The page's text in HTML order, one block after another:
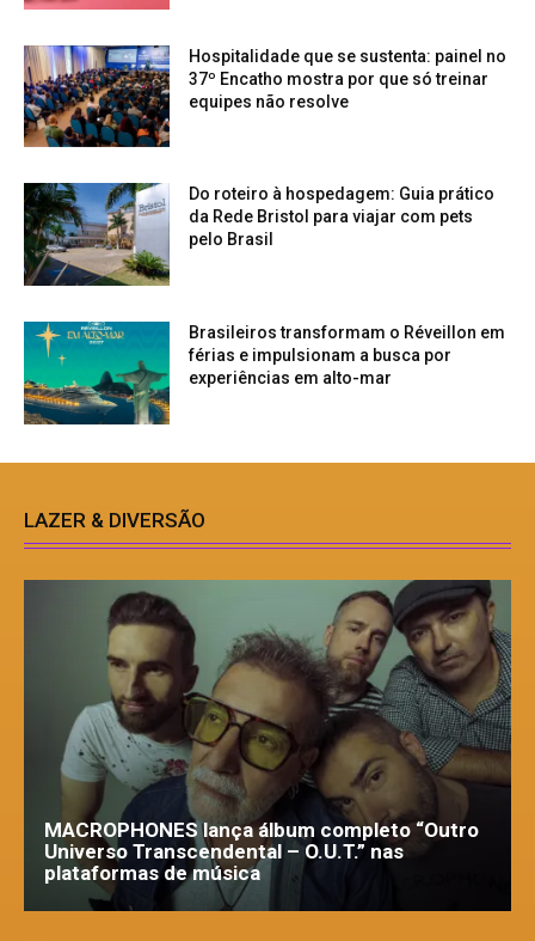
Hospitalidade que se sustenta: painel no
37º Encatho mostra por que só treinar
equipes não resolve
Do roteiro à hospedagem: Guia prático
da Rede Bristol para viajar com pets
pelo Brasil
Brasileiros transformam o Réveillon em
férias e impulsionam a busca por
experiências em alto-mar
LAZER & DIVERSÃO
MACROPHONES lança álbum completo “Outro
Universo Transcendental – O.U.T.” nas
plataformas de música